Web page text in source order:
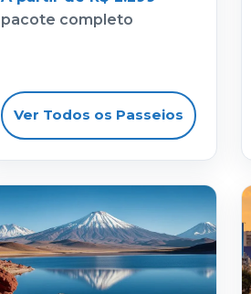
pacote completo
Ver Todos os Passeios